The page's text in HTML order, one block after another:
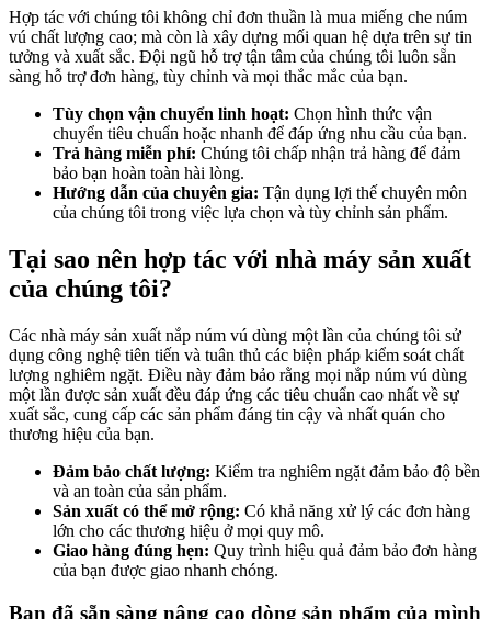
Hợp tác với chúng tôi không chỉ đơn thuần là mua miếng che núm
vú chất lượng cao; mà còn là xây dựng mối quan hệ dựa trên sự tin
tưởng và xuất sắc. Đội ngũ hỗ trợ tận tâm của chúng tôi luôn sẵn
sàng hỗ trợ đơn hàng, tùy chỉnh và mọi thắc mắc của bạn.
Tùy chọn vận chuyển linh hoạt: Chọn hình thức vận
chuyển tiêu chuẩn hoặc nhanh để đáp ứng nhu cầu của bạn.
Trả hàng miễn phí: Chúng tôi chấp nhận trả hàng để đảm
bảo bạn hoàn toàn hài lòng.
Hướng dẫn của chuyên gia: Tận dụng lợi thế chuyên môn
của chúng tôi trong việc lựa chọn và tùy chỉnh sản phẩm.
Tại sao nên hợp tác với nhà máy sản xuất
của chúng tôi?
Các nhà máy sản xuất nắp núm vú dùng một lần của chúng tôi sử
dụng công nghệ tiên tiến và tuân thủ các biện pháp kiểm soát chất
lượng nghiêm ngặt. Điều này đảm bảo rằng mọi nắp núm vú dùng
một lần được sản xuất đều đáp ứng các tiêu chuẩn cao nhất về sự
xuất sắc, cung cấp các sản phẩm đáng tin cậy và nhất quán cho
thương hiệu của bạn.
Đảm bảo chất lượng: Kiểm tra nghiêm ngặt đảm bảo độ bền
và an toàn của sản phẩm.
Sản xuất có thể mở rộng: Có khả năng xử lý các đơn hàng
lớn cho các thương hiệu ở mọi quy mô.
Giao hàng đúng hẹn: Quy trình hiệu quả đảm bảo đơn hàng
của bạn được giao nhanh chóng.
Bạn đã sẵn sàng nâng cao dòng sản phẩm của mình